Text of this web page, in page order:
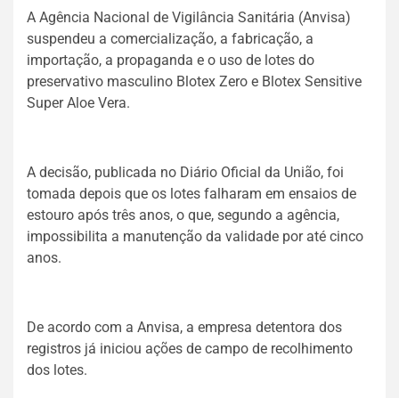
A Agência Nacional de Vigilância Sanitária (Anvisa)
suspendeu a comercialização, a fabricação, a
importação, a propaganda e o uso de lotes do
preservativo masculino Blotex Zero e Blotex Sensitive
Super Aloe Vera.
A decisão, publicada no Diário Oficial da União, foi
tomada depois que os lotes falharam em ensaios de
estouro após três anos, o que, segundo a agência,
impossibilita a manutenção da validade por até cinco
anos.
De acordo com a Anvisa, a empresa detentora dos
registros já iniciou ações de campo de recolhimento
dos lotes.